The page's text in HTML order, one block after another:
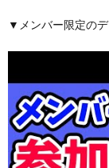
▼メンバー限定の